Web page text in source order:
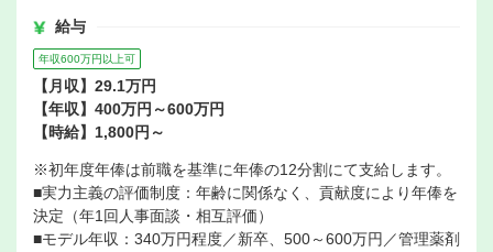
給与
年収600万円以上可
【月収】29.1万円
【年収】400万円～600万円
【時給】1,800円～
※初年度年俸は前職を基準に年俸の12分割にて支給します。
■実力主義の評価制度：年齢に関係なく、貢献度により年俸を
決定（年1回人事面談・相互評価）
■モデル年収：340万円程度／新卒、500～600万円／管理薬剤